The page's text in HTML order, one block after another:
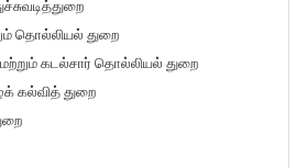
தொல்லியல் துறை
கடல்சார் தொல்லியல் துறை
கல்வித் துறை